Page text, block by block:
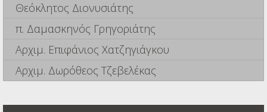
Θεόκλητος Διονυσιάτης
π. Δαμασκηνός Γρηγοριάτης
Αρχιμ. Επιφάνιος Χατζηγιάγκου
Αρχιμ. Δωρόθεος Τζεβελέκας